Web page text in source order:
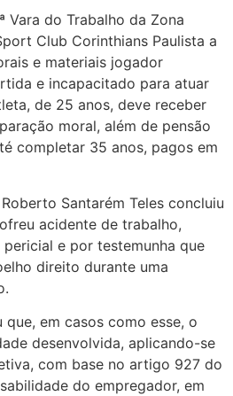
Vara do Trabalho da Zona
Club Corinthians Paulista a
e materiais jogador
e incapacitado para atuar
de 25 anos, deve receber
moral, além de pensão
completar 35 anos, pagos em
Santarém Teles concluiu
acidente de trabalho,
e por testemunha que
direito durante uma
em casos como esse, o
desenvolvida, aplicando-se
com base no artigo 927 do
do empregador, em